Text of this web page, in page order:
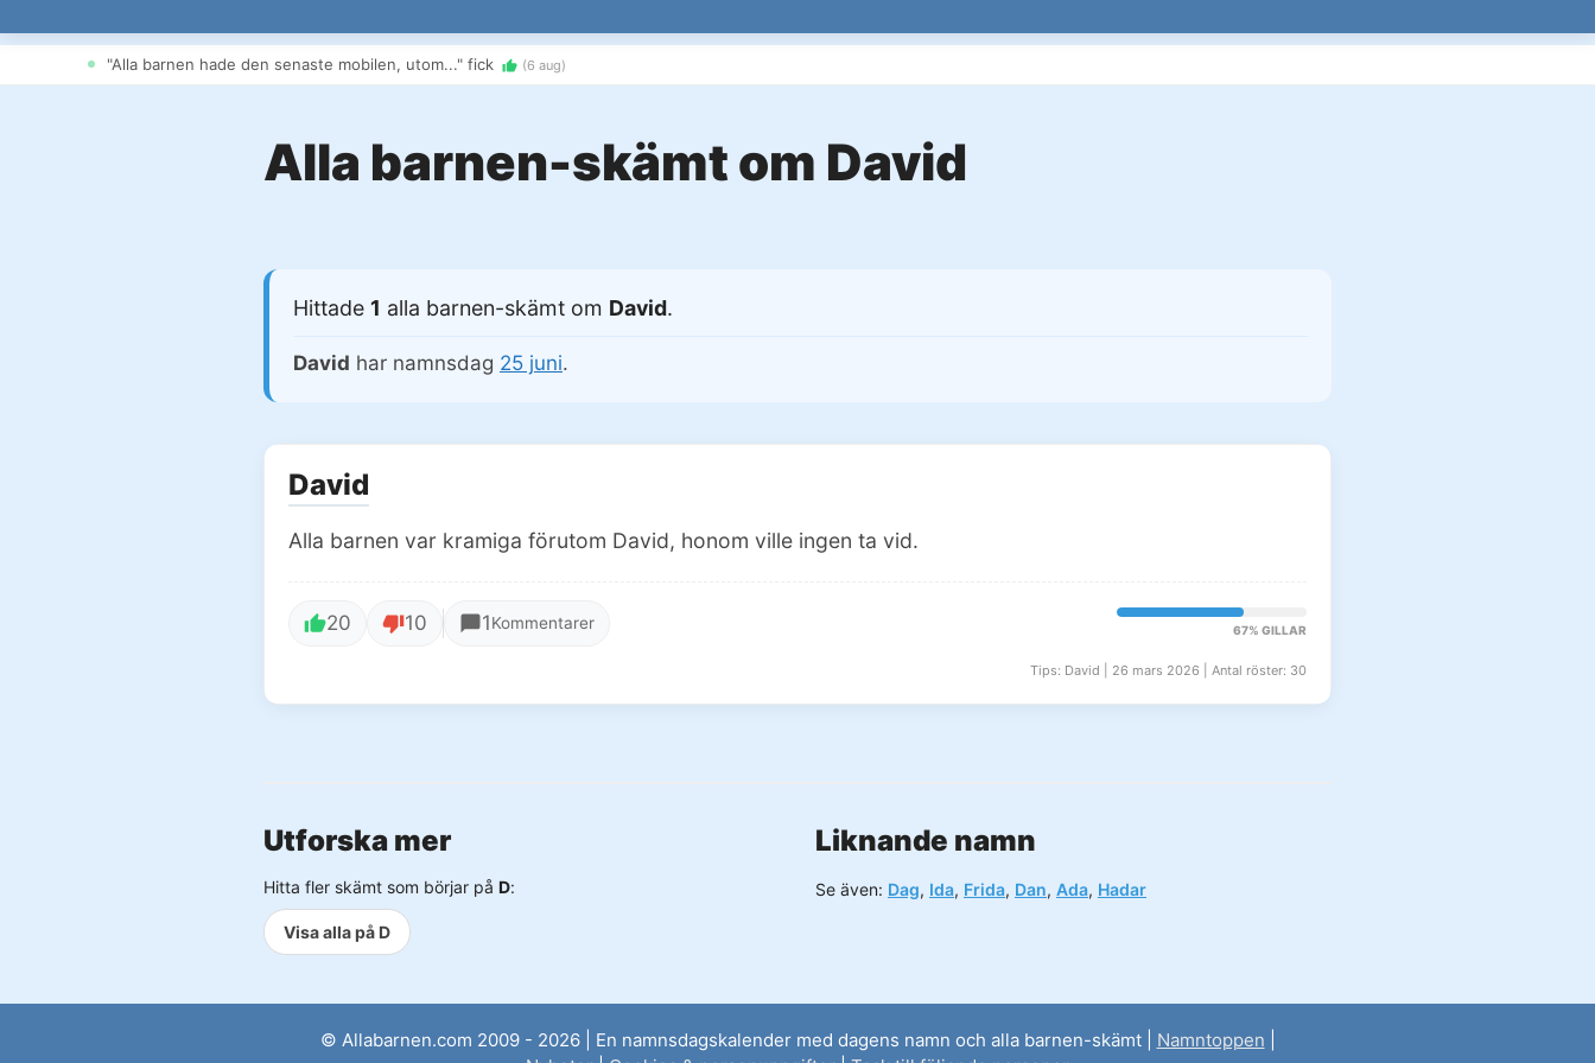
"Alla barnen hade den senaste mobilen, utom..." fick (6 aug)
Alla barnen-skämt om David
Hittade 1 alla barnen-skämt om David.
David har namnsdag 25 juni.
David
Alla barnen var kramiga förutom David, honom ville ingen ta vid.
20 10 1Kommentarer 67% GILLAR
Tips: David | 26 mars 2026 | Antal röster: 30
Utforska mer
Hitta fler skämt som börjar på D:
Visa alla på D
Liknande namn
Se även: Dag, Ida, Frida, Dan, Ada, Hadar
© Allabarnen.com 2009 - 2026 | En namnsdagskalender med dagens namn och alla barnen-skämt | Namntoppen